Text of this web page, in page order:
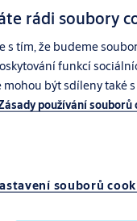
rádi soubory
tím, že budeme
funkcí
být sdíleny také
používání souborů
souborů